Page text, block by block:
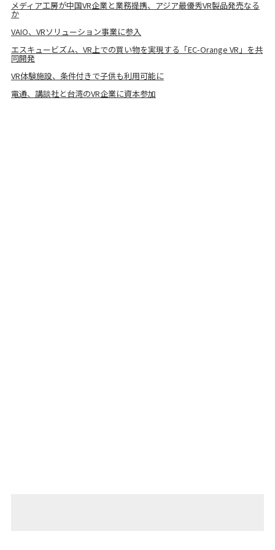
メディア工房が中国VR企業と業務提携、アジア最優秀VR製品発売なる
か
VAIO、VRソリューション事業に参入
エスキュービズム、VR上での買い物を実現する「EC-Orange VR」を共
同開発
VR体験施設、条件付きで子供も利用可能に
電通、講談社と台湾のVR企業に資本参加